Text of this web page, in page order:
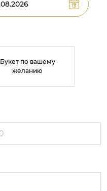
Букет по вашему
желанию